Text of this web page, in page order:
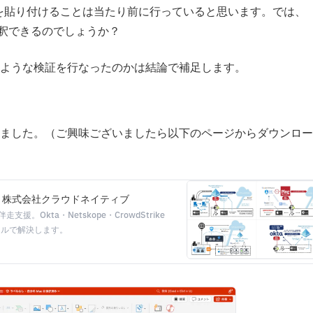
り付けることは当たり前に行っていると思います。では、
きるのでしょうか？
な検証を行なったのかは結論で補足します。
した。（ご興味ございましたら以下のページからダウンロ
式会社クラウドネイティブ
走支援。Okta・Netskope・CrowdStrike
で解決します。